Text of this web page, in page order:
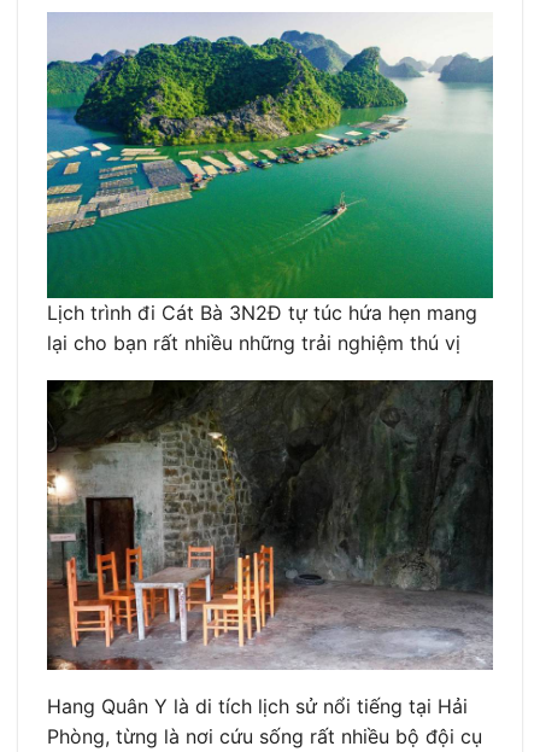
Lịch trình đi Cát Bà 3N2Đ tự túc hứa hẹn mang
lại cho bạn rất nhiều những trải nghiệm thú vị
Hang Quân Y là di tích lịch sử nổi tiếng tại Hải
Phòng, từng là nơi cứu sống rất nhiều bộ đội cụ